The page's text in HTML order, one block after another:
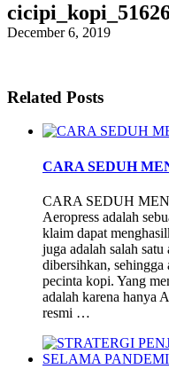
December 6, 2019
Related Posts
CARA SEDUH
CARA SEDUH
Aeropress adalah
klaim dapat
juga adalah salah
dibersihkan,
pecinta kopi. Yang
adalah karena hanya
resmi …